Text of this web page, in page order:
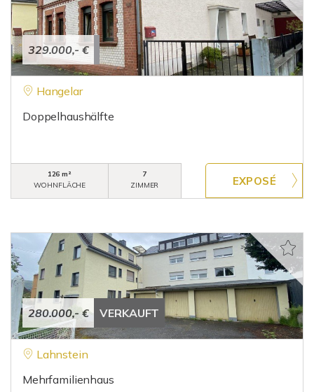
329.000,- €
Hangelar
Doppelhaushälfte
126 m²
WOHNFLÄCHE
7
ZIMMER
280.000,- € VERKAUFT
Lahnstein
Mehrfamilienhaus